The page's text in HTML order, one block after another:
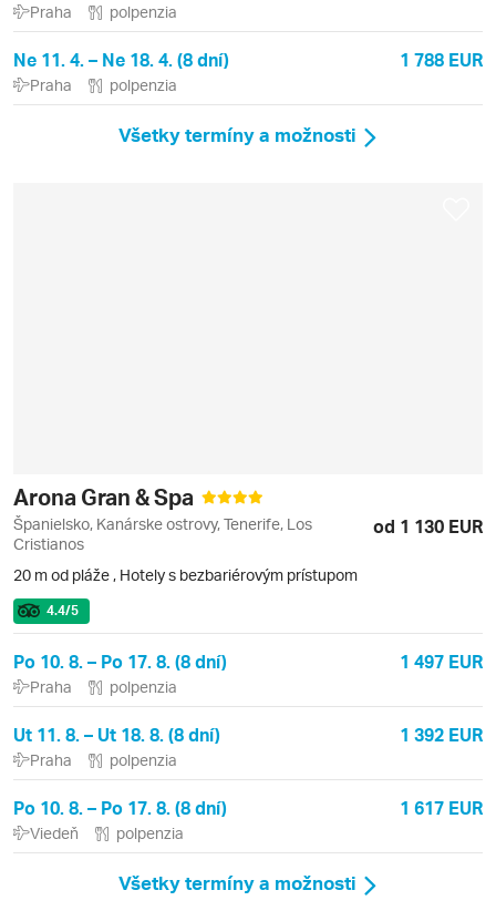
Praha polpenzia
Ne 11. 4. – Ne 18. 4. (8 dní) 1 788 EUR
Praha polpenzia
Všetky termíny a možnosti
Arona Gran & Spa
Španielsko, Kanárske ostrovy, Tenerife, Los
Cristianos
od 1 130 EUR
20 m od pláže , Hotely s bezbariérovým prístupom
4.4/5
Po 10. 8. – Po 17. 8. (8 dní) 1 497 EUR
Praha polpenzia
Ut 11. 8. – Ut 18. 8. (8 dní) 1 392 EUR
Praha polpenzia
Po 10. 8. – Po 17. 8. (8 dní) 1 617 EUR
Viedeň polpenzia
Všetky termíny a možnosti